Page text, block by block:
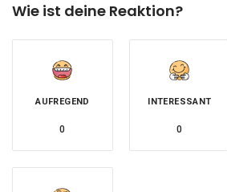
Wie ist deine Reaktion?
AUFREGEND
0
INTERESSANT
0